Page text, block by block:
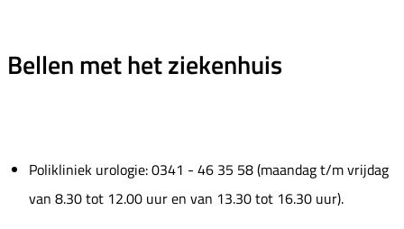
Bellen met het ziekenhuis
Polikliniek urologie: 0341 - 46 35 58 (maandag t/m vrijdag
van 8.30 tot 12.00 uur en van 13.30 tot 16.30 uur).